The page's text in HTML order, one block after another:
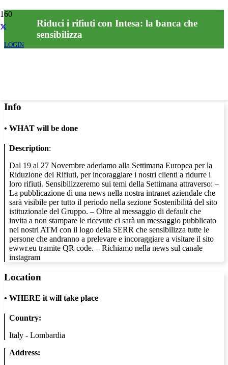
LOGIN
Riduci i rifiuti con Intesa: la banca che
sensibilizza
Info
• WHAT will be done
Description:
Dal 19 al 27 Novembre aderiamo alla Settimana Europea per la
Riduzione dei Rifiuti, per incoraggiare i nostri clienti a ridurre i
loro rifiuti. Sensibilizzeremo sui temi della Settimana attraverso: –
La pubblicazione di una news nella nostra intranet aziendale che
sarà visibile per tutto il periodo nella sezione Sostenibilità del sito
istituzionale del Gruppo. – Oltre al messaggio di default che
invita a non stampare le ricevute ci sarà un messaggio pubblicato
nei nostri ATM con il logo della SERR che sensibilizza tutte le
persone che andranno a prelevare e incoraggiare a visitare il sito
ewwr.eu tramite QR code. – Richiamo nella news sul canale
instagram
Location
• WHERE it will take place
Country:
Italy - Lombardia
Address: